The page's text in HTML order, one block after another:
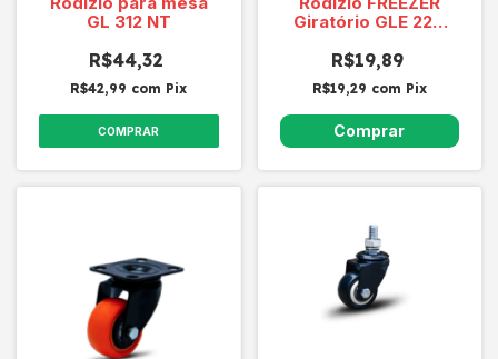
GL 312 NT
R$44,32
R$42,99 com Pix
COMPRAR
Giratório GLE 220
Kg/roda
R$19,89
R$19,29 com Pix